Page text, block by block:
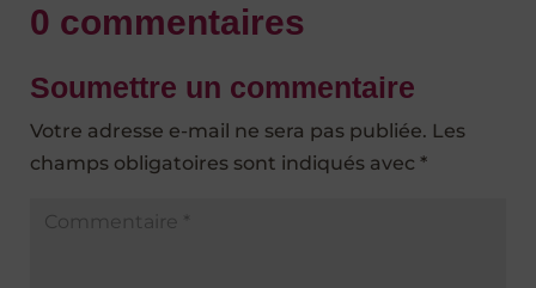
0 commentaires
Soumettre un commentaire
Votre adresse e-mail ne sera pas publiée. Les
champs obligatoires sont indiqués avec *